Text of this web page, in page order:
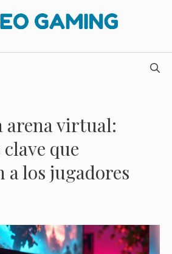
arena virtual:
que
a los jugadores